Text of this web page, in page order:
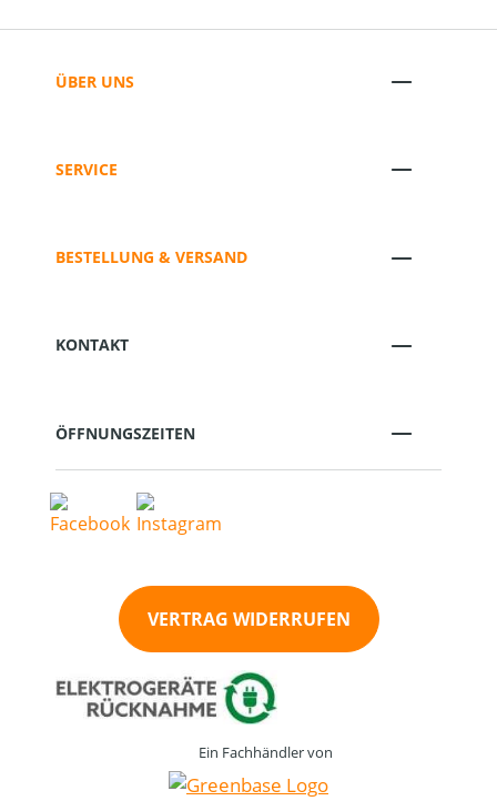
ÜBER UNS
SERVICE
BESTELLUNG & VERSAND
KONTAKT
ÖFFNUNGSZEITEN
VERTRAG WIDERRUFEN
Ein Fachhändler von